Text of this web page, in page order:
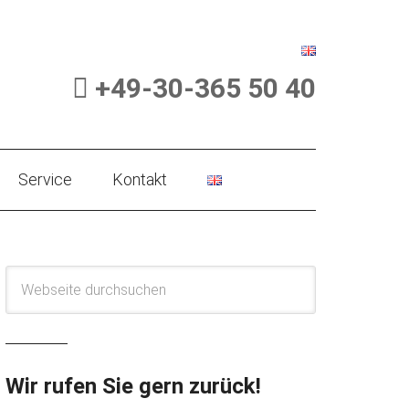
+49-30-365 50 40
Service Kontakt
Wir rufen Sie gern zurück!